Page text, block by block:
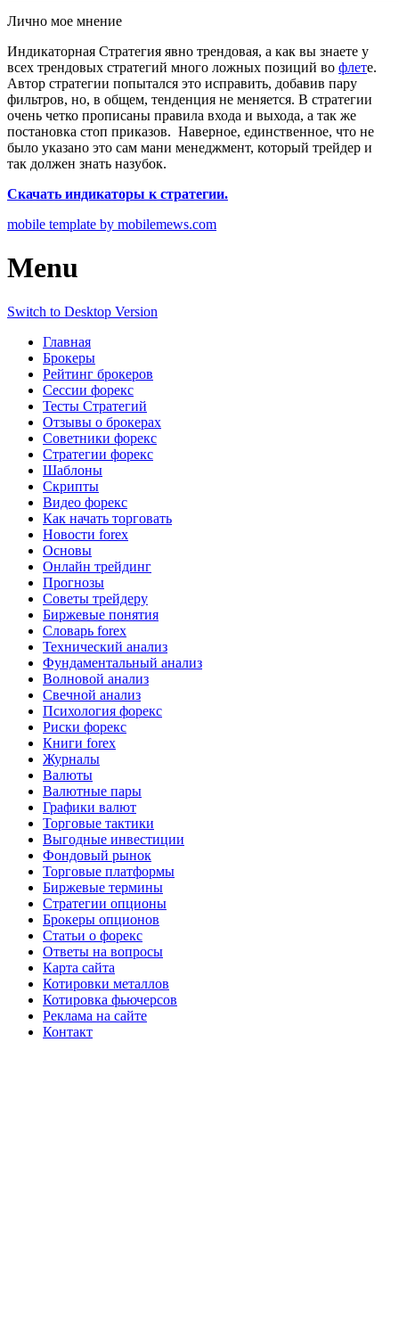
Лично мое мнение
Индикаторная Стратегия явно трендовая, а как вы знаете у
всех трендовых стратегий много ложных позиций во флете.
Автор стратегии попытался это исправить, добавив пару
фильтров, но, в общем, тенденция не меняется. В стратегии
очень четко прописаны правила входа и выхода, а так же
постановка стоп приказов. Наверное, единственное, что не
было указано это сам мани менеджмент, который трейдер и
так должен знать назубок.
Скачать индикаторы к стратегии.
mobile template by mobilemews.com
Menu
Switch to Desktop Version
Главная
Брокеры
Рейтинг брокеров
Сессии форекс
Тесты Стратегий
Отзывы о брокерах
Советники форекс
Стратегии форекс
Шаблоны
Скрипты
Видео форекс
Как начать торговать
Новости forex
Основы
Онлайн трейдинг
Прогнозы
Советы трейдеру
Биржевые понятия
Словарь forex
Технический анализ
Фундаментальный анализ
Волновой анализ
Свечной анализ
Психология форекс
Риски форекс
Книги forex
Журналы
Валюты
Валютные пары
Графики валют
Торговые тактики
Выгодные инвестиции
Фондовый рынок
Торговые платформы
Биржевые термины
Стратегии опционы
Брокеры опционов
Статьи о форекс
Ответы на вопросы
Карта сайта
Котировки металлов
Котировка фьючерсов
Реклама на сайте
Контакт